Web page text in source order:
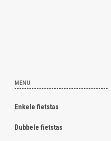
MENU
Enkele fietstas
Dubbele fietstas
.
.